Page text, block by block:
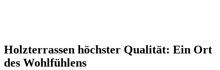
Holzterrassen höchster Qualität: Ein Ort
des Wohlfühlens